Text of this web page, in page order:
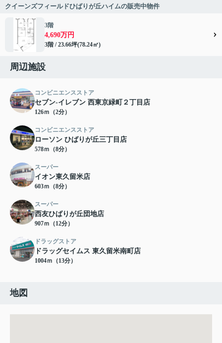
クイーンズフィールドひばりが丘ハイムの販売中物件
3階
4,690万円
3階 / 23.66坪(78.24㎡)
周辺施設
コンビニエンスストア
セブン-イレブン 西東京緑町２丁目店
126ｍ（2分）
コンビニエンスストア
ローソン ひばりが丘三丁目店
578ｍ（8分）
スーパー
イオン東久留米店
603ｍ（8分）
スーパー
西友ひばりが丘団地店
907ｍ（12分）
ドラッグストア
ドラッグセイムス 東久留米南町店
1004ｍ（13分）
地図